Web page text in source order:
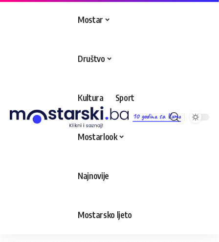
10 godina sa Vama
Mostar
Društvo
Kultura Sport
Mostarlook
Najnovije
Mostarsko ljeto